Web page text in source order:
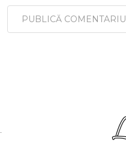
PUBLICĂ COMENTARIU